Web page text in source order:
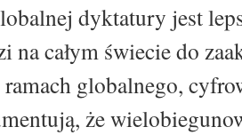
dyktatury jest
na całym świecie do
globalnego,
że